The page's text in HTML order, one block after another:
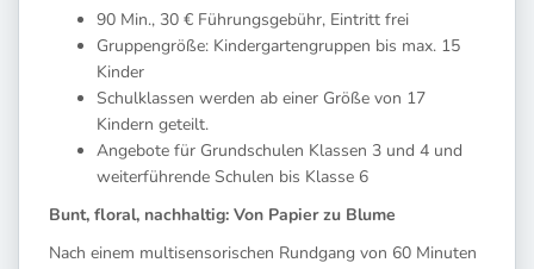
90 Min., 30 € Führungsgebühr, Eintritt frei
Gruppengröße: Kindergartengruppen bis max. 15
Kinder
Schulklassen werden ab einer Größe von 17
Kindern geteilt.
Angebote für Grundschulen Klassen 3 und 4 und
weiterführende Schulen bis Klasse 6
Bunt, floral, nachhaltig: Von Papier zu Blume
Nach einem multisensorischen Rundgang von 60 Minuten